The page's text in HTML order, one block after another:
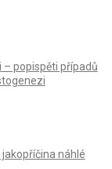
popispěti případů
náhlé